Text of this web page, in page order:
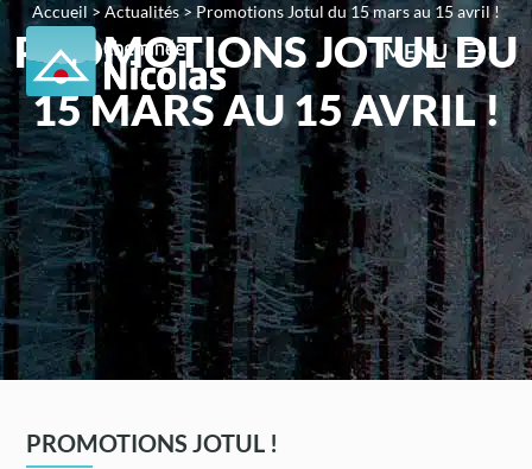
MENU
Accueil > Actualités> Promotions Jotul du 15 mars au 15 avril !
PROMOTIONS JOTUL DU
15 MARS AU 15 AVRIL !
PROMOTIONS JOTUL !